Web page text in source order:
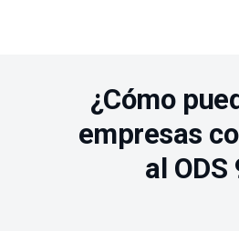
¿Cómo
empresas
al ODS